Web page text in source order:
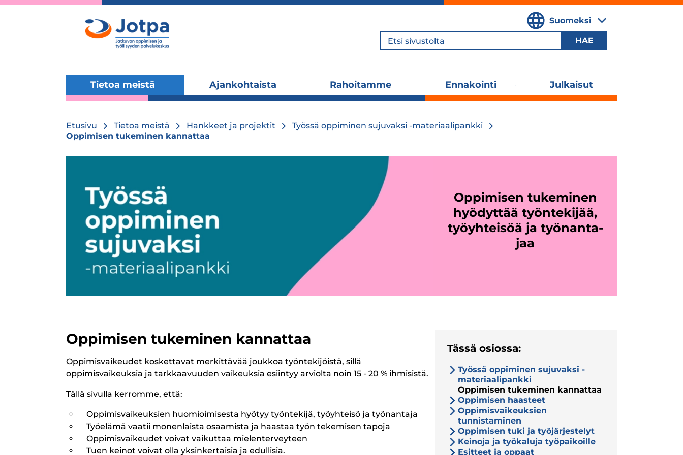
Suomeksi
Hae
Tietoa meistä
alavalikko
Ajankohtaista
alavalikko
Rahoitamme
alavalikko
Ennakointi
alavalikko
Julkaisut
Etusivu Tietoa meistä Hankkeet ja projektit
Työssä oppiminen sujuvaksi -materiaalipankki
Oppimisen tukeminen kannattaa
Oppi­mi­sen tuke­mi­nen
hyö­dyt­tää työn­te­ki­jää,
työyh­tei­söä ja työ­nan­ta­
jaa
Oppimisen
tukeminen
kannattaa
Oppimisen tukeminen kannattaa
Oppimisvaikeudet koskettavat merkittävää joukkoa työntekijöistä, sillä
oppimisvaikeuksia ja tarkkaavuuden vaikeuksia esiintyy arviolta noin 15 - 20 % ihmisistä.
Tällä sivulla kerromme, että:
Oppimisvaikeuksien huomioimisesta hyötyy työntekijä, työyhteisö ja työnantaja
Työelämä vaatii monenlaista osaamista ja haastaa työn tekemisen tapoja
Oppimisvaikeudet voivat vaikuttaa mielenterveyteen
Tuen keinot voivat olla yksinkertaisia ja edullisia.
Tässä osiossa:
Työssä oppiminen sujuvaksi -
materiaalipankki
Oppimisen tukeminen kannattaa
Oppimisen haasteet
Oppimisvaikeuksien
tunnistaminen
Oppimisen tuki ja työjärjestelyt
Keinoja ja työkaluja työpaikoille
Esitteet ja oppaat